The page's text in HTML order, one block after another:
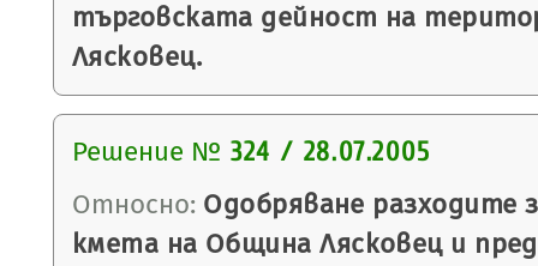
търговската дейност на
Лясковец.
Решение № 324 / 28.07.2005
Относно: Одобряване разходите
кмета на Община Лясковец и